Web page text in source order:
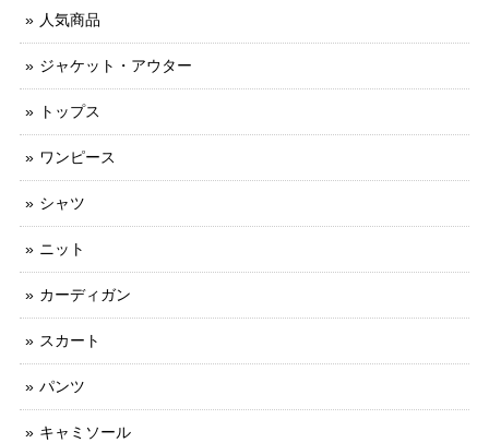
人気商品
ジャケット・アウター
トップス
ワンピース
シャツ
ニット
カーディガン
スカート
パンツ
キャミソール